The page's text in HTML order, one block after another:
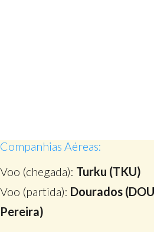
Companhias Aéreas:
Voo (chegada): Turku (TKU)
Voo (partida): Dourados
Pereira)